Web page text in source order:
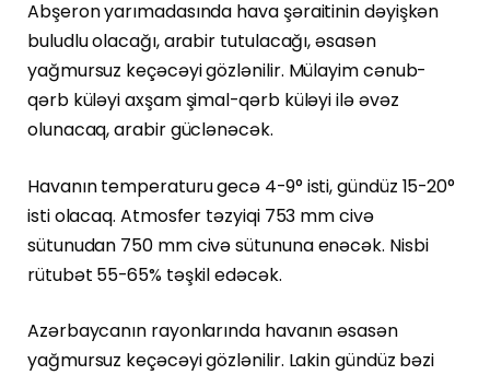
Abşeron yarımadasında hava şəraitinin dəyişkən
buludlu olacağı, arabir tutulacağı, əsasən
yağmursuz keçəcəyi gözlənilir. Mülayim cənub-
qərb küləyi axşam şimal-qərb küləyi ilə əvəz
olunacaq, arabir güclənəcək.
Havanın temperaturu gecə 4-9° isti, gündüz 15-20°
isti olacaq. Atmosfer təzyiqi 753 mm civə
sütunudan 750 mm civə sütununa enəcək. Nisbi
rütubət 55-65% təşkil edəcək.
Azərbaycanın rayonlarında havanın əsasən
yağmursuz keçəcəyi gözlənilir. Lakin gündüz bəzi